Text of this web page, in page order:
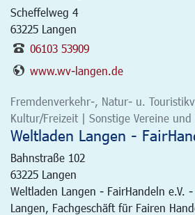
Scheffelweg 4
63225 Langen
06103 53909
www.wv-langen.de
Fremdenverkehr-, Natur- u.
Kultur/Freizeit | Sonstige Vereine und
Weltladen Langen -
Bahnstraße 102
63225 Langen
Weltladen Langen - FairHandeln e.V.
Langen, Fachgeschäft für Fairen